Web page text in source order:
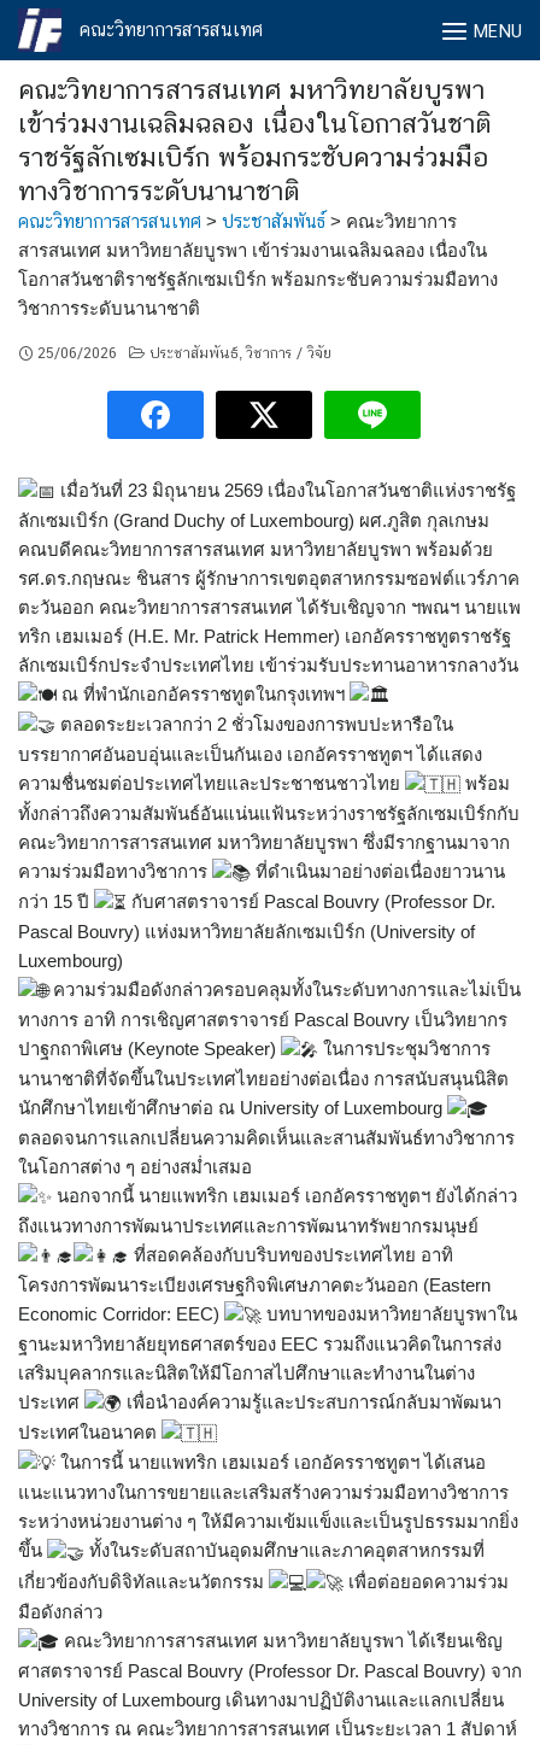
Skip
คณะวิทยาการสารสนเทศ MENU
คณะวิทยาการสารสนเทศ มหาวิทยาลัยบูรพา
เข้าร่วมงานเฉลิมฉลอง เนื่องในโอกาสวันชาติ
ราชรัฐลักเซมเบิร์ก พร้อมกระชับความร่วมมือ
ทางวิชาการระดับนานาชาติ
คณะวิทยาการสารสนเทศ > ประชาสัมพันธ์ > คณะวิทยาการ
สารสนเทศ มหาวิทยาลัยบูรพา เข้าร่วมงานเฉลิมฉลอง เนื่องใน
โอกาสวันชาติราชรัฐลักเซมเบิร์ก พร้อมกระชับความร่วมมือทาง
วิชาการระดับนานาชาติ
25/06/2026 ประชาสัมพันธ์,วิชาการ / วิจัย
เมื่อวันที่ 23 มิถุนายน 2569 เนื่องในโอกาสวันชาติแห่งราชรัฐ
ลักเซมเบิร์ก (Grand Duchy of Luxembourg) ผศ.ภูสิต กุลเกษม
คณบดีคณะวิทยาการสารสนเทศ มหาวิทยาลัยบูรพา พร้อมด้วย
รศ.ดร.กฤษณะ ชินสาร ผู้รักษาการเขตอุตสาหกรรมซอฟต์แวร์ภาค
ตะวันออก คณะวิทยาการสารสนเทศ ได้รับเชิญจาก ฯพณฯ นายแพ
ทริก เฮมเมอร์ (H.E. Mr. Patrick Hemmer) เอกอัครราชทูตราชรัฐ
ลักเซมเบิร์กประจำประเทศไทย เข้าร่วมรับประทานอาหารกลางวัน
ณ ที่พำนักเอกอัครราชทูตในกรุงเทพฯ
ตลอดระยะเวลากว่า 2 ชั่วโมงของการพบปะหารือใน
บรรยากาศอันอบอุ่นและเป็นกันเอง เอกอัครราชทูตฯ ได้แสดง
ความชื่นชมต่อประเทศไทยและประชาชนชาวไทย
พร้อม
ทั้งกล่าวถึงความสัมพันธ์อันแน่นแฟ้นระหว่างราชรัฐลักเซมเบิร์กกับ
คณะวิทยาการสารสนเทศ มหาวิทยาลัยบูรพา ซึ่งมีรากฐานมาจาก
ความร่วมมือทางวิชาการ
ที่ดำเนินมาอย่างต่อเนื่องยาวนาน
กว่า 15 ปี
กับศาสตราจารย์ Pascal Bouvry (Professor Dr.
Pascal Bouvry) แห่งมหาวิทยาลัยลักเซมเบิร์ก (University of
Luxembourg)
ความร่วมมือดังกล่าวครอบคลุมทั้งในระดับทางการและไม่เป็น
ทางการ อาทิ การเชิญศาสตราจารย์ Pascal Bouvry เป็นวิทยากร
ปาฐกถาพิเศษ (Keynote Speaker)
ในการประชุมวิชาการ
นานาชาติที่จัดขึ้นในประเทศไทยอย่างต่อเนื่อง การสนับสนุนนิสิต
นักศึกษาไทยเข้าศึกษาต่อ ณ University of Luxembourg
ตลอดจนการแลกเปลี่ยนความคิดเห็นและสานสัมพันธ์ทางวิชาการ
ในโอกาสต่าง ๆ อย่างสม่ำเสมอ
นอกจากนี้ นายแพทริก เฮมเมอร์ เอกอัครราชทูตฯ ยังได้กล่าว
ถึงแนวทางการพัฒนาประเทศและการพัฒนาทรัพยากรมนุษย์
ที่สอดคล้องกับบริบทของประเทศไทย อาทิ
โครงการพัฒนาระเบียงเศรษฐกิจพิเศษภาคตะวันออก (Eastern
Economic Corridor: EEC)
บทบาทของมหาวิทยาลัยบูรพาใน
ฐานะมหาวิทยาลัยยุทธศาสตร์ของ EEC รวมถึงแนวคิดในการส่ง
เสริมบุคลากรและนิสิตให้มีโอกาสไปศึกษาและทำงานในต่าง
ประเทศ
เพื่อนำองค์ความรู้และประสบการณ์กลับมาพัฒนา
ประเทศในอนาคต
ในการนี้ นายแพทริก เฮมเมอร์ เอกอัครราชทูตฯ ได้เสนอ
แนะแนวทางในการขยายและเสริมสร้างความร่วมมือทางวิชาการ
ระหว่างหน่วยงานต่าง ๆ ให้มีความเข้มแข็งและเป็นรูปธรรมมากยิ่ง
ขึ้น
ทั้งในระดับสถาบันอุดมศึกษาและภาคอุตสาหกรรมที่
เกี่ยวข้องกับดิจิทัลและนวัตกรรม
เพื่อต่อยอดความร่วม
มือดังกล่าว
คณะวิทยาการสารสนเทศ มหาวิทยาลัยบูรพา ได้เรียนเชิญ
ศาสตราจารย์ Pascal Bouvry (Professor Dr. Pascal Bouvry) จาก
University of Luxembourg เดินทางมาปฏิบัติงานและแลกเปลี่ยน
ทางวิชาการ ณ คณะวิทยาการสารสนเทศ เป็นระยะเวลา 1 สัปดาห์